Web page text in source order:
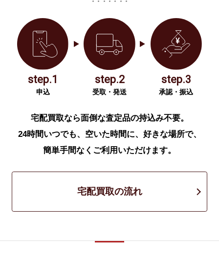
step.1
申込
step.2
受取・発送
step.3
承認・振込
宅配買取なら面倒な査定品の持込み不要。
24時間いつでも、空いた時間に、好きな場所で、
簡単手間なくご利用いただけます。
宅配買取の流れ